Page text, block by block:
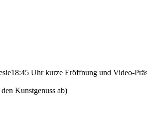
Uhr kurze Eröffnung und Video-
Kunstgenuss ab)